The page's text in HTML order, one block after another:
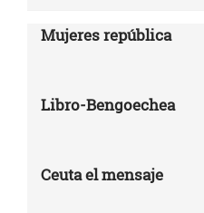
Mujeres república
Libro-Bengoechea
Ceuta el mensaje